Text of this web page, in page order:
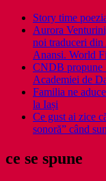
Story time
Aurora
noi traduceri
Anansi. World
CNDB propune
Academiei de
Familia ne
la Iași
Ce gust ai zice
sonoră” când
ce se spune